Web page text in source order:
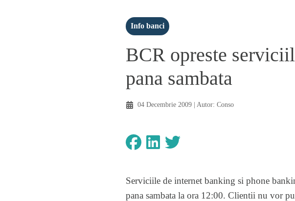
Info banci
BCR opreste
pana sambata
04 Decembrie 2009| Autor: Conso
Serviciile de internet banking si phone
pana sambata la ora 12:00. Clientii nu vor